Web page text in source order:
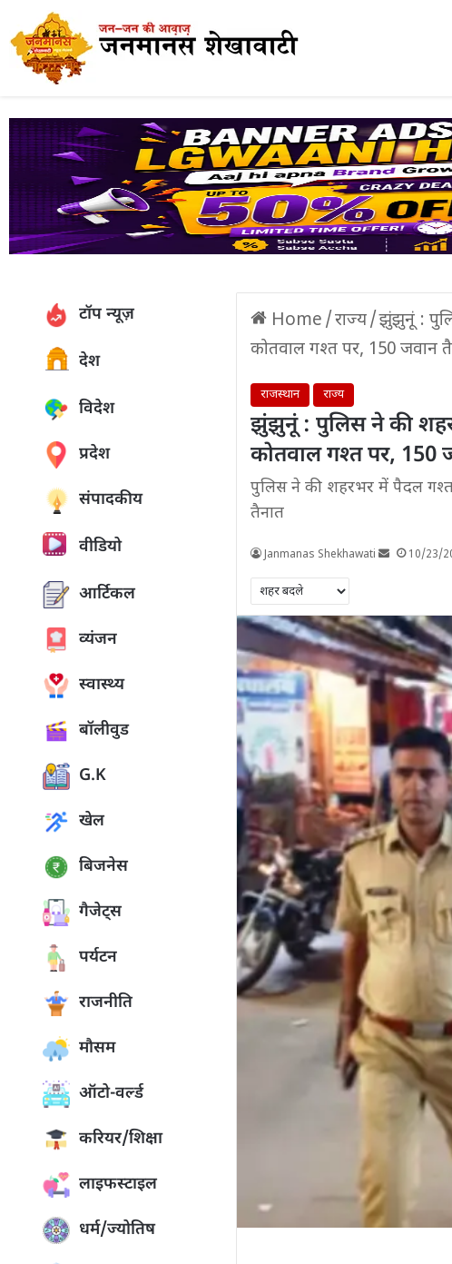
टॉप न्यूज़
देश
विदेश
प्रदेश
संपादकीय
वीडियो
आर्टिकल
व्यंजन
स्वास्थ्य
बॉलीवुड
G.K
खेल
बिजनेस
गैजेट्स
पर्यटन
राजनीति
मौसम
ऑटो-वर्ल्ड
करियर/शिक्षा
लाइफस्टाइल
धर्म/ज्योतिष
Home /राज्य/झुंझुनूं :
कोतवाल गश्त पर, 150 जवान
राजस्थान राज्य
झुंझुनूं : पुलिस ने की
कोतवाल गश्त पर, 150
पुलिस ने की शहरभर में पैदल
तैनात
Janmanas Shekhawati 10/23/